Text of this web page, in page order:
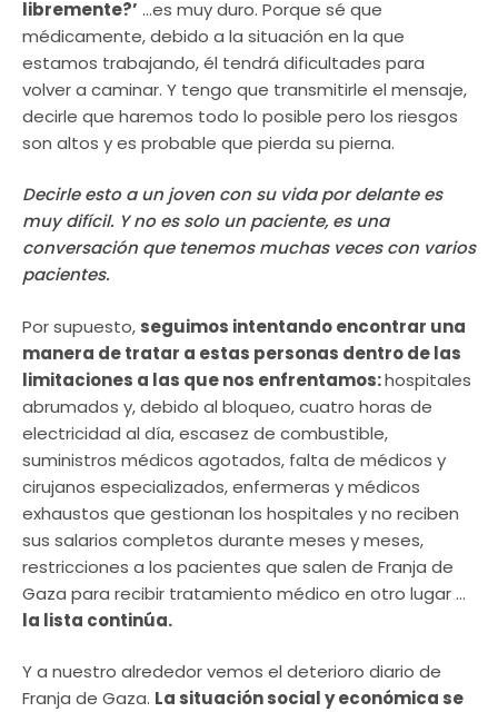
libremente?’ …es muy duro. Porque sé que
médicamente, debido a la situación en la que
estamos trabajando, él tendrá dificultades para
volver a caminar. Y tengo que transmitirle el mensaje,
decirle que haremos todo lo posible pero los riesgos
son altos y es probable que pierda su pierna.
Decirle esto a un joven con su vida por delante es
muy difícil. Y no es solo un paciente, es una
conversación que tenemos muchas veces con varios
pacientes.
Por supuesto, seguimos intentando encontrar una
manera de tratar a estas personas dentro de las
limitaciones a las que nos enfrentamos:hospitales
abrumados y, debido al bloqueo, cuatro horas de
electricidad al día, escasez de combustible,
suministros médicos agotados, falta de médicos y
cirujanos especializados, enfermeras y médicos
exhaustos que gestionan los hospitales y no reciben
sus salarios completos durante meses y meses,
restricciones a los pacientes que salen de Franja de
Gaza para recibir tratamiento médico en otro lugar …
la lista continúa.
Y a nuestro alrededor vemos el deterioro diario de
Franja de Gaza. La situación social y económica se